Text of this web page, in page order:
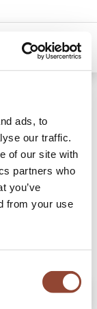
ads, to
our traffic.
of our site with
partners who
you’ve
from your use
0